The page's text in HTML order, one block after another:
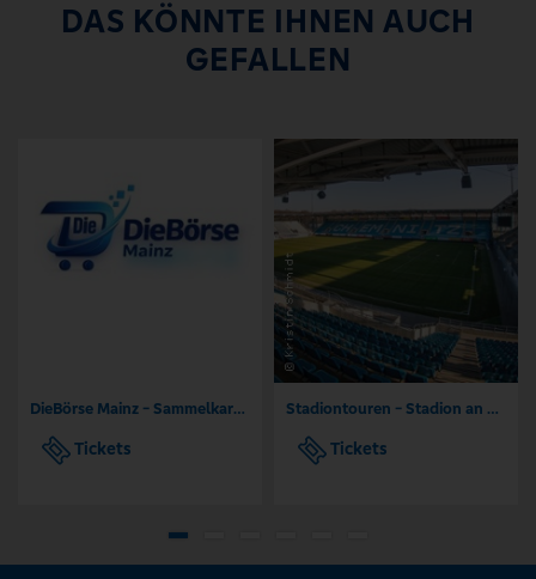
DAS KÖNNTE IHNEN AUCH
GEFALLEN
DieBörse Mainz - Sammelkarten Börse TCG
Tickets
Stadiontouren - Stadion an der Gellertstraße Chemnitz
Tickets